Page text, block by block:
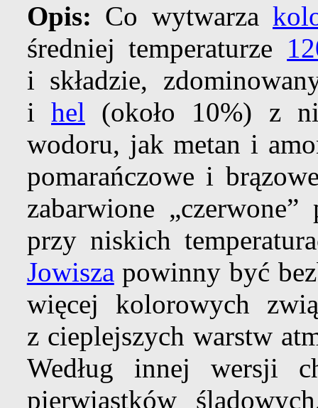
Opis: Co wytwarza
średniej temperaturze
i składzie,
i hel (około 10%) z
wodoru, jak metan i
pomarańczowe i
zabarwione
przy niskich
Jowisza powinny być
więcej kolorowych
z cieplejszych warstw
Według innej wersji
pierwiastków